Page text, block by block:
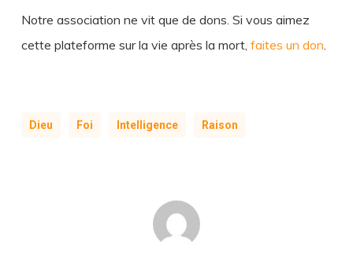
Notre association ne vit que de dons. Si vous aimez
cette plateforme sur la vie après la mort, faites un don.
Dieu Foi Intelligence Raison